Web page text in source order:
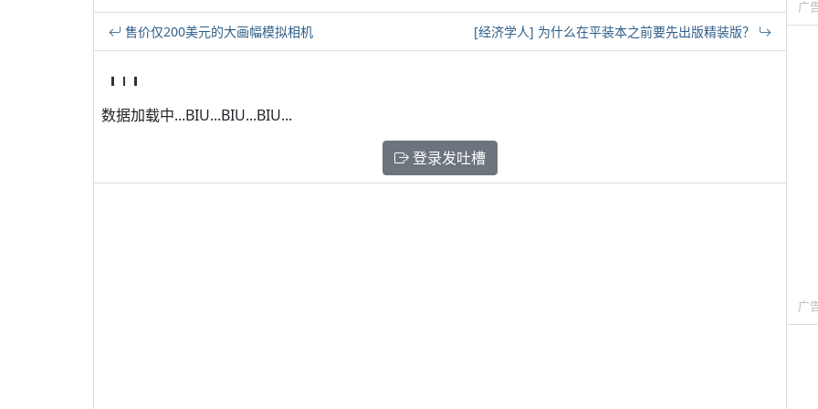
售价仅200美元的大画幅模拟相机 [经济学人] 为什么在平装本之前要先出版精装版？
数据加载中...BIU...BIU...BIU...
登录发吐槽
广
广